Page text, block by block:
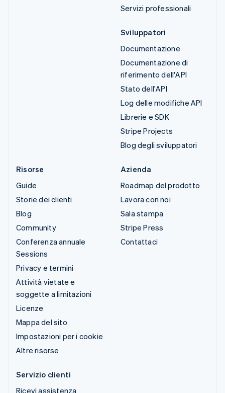
Servizi professionali
Sviluppatori
Documentazione
Documentazione di
riferimento dell'API
Stato dell'API
Log delle modifiche API
Librerie e SDK
Stripe Projects
Blog degli sviluppatori
Risorse
Guide
Storie dei clienti
Blog
Community
Conferenza annuale
Sessions
Privacy e termini
Attività vietate e
soggette a limitazioni
Licenze
Mappa del sito
Impostazioni per i cookie
Altre risorse
Azienda
Roadmap del prodotto
Lavora con noi
Sala stampa
Stripe Press
Contattaci
Servizio clienti
Ricevi assistenza